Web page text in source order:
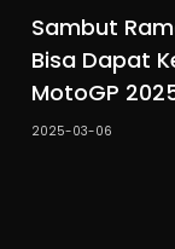
Sambut
Bisa Dapat
MotoGP
2025-03-06